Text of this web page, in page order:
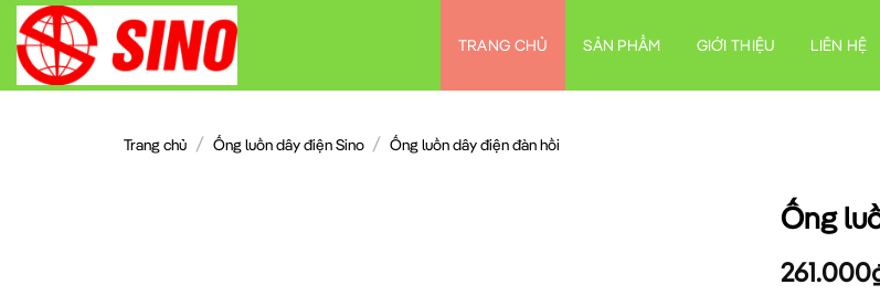
Chuyển
đến
nội
dung
TRANG CHỦ SẢN PHẨM GIỚI THIỆU LIÊN HỆ
Trang chủ / Ống luồn dây điện Sino / Ống luồn dây điện đàn hồi
Ống
261.000